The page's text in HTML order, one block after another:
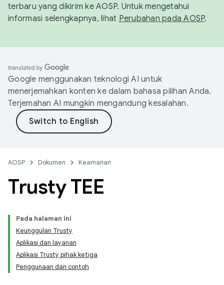
terbaru yang dikirim ke AOSP. Untuk mengetahui
informasi selengkapnya, lihat Perubahan pada AOSP.
Google menggunakan teknologi AI untuk
menerjemahkan konten ke dalam bahasa pilihan Anda.
Terjemahan AI mungkin mengandung kesalahan.
AOSP Dokumen Keamanan
Trusty TEE
Pada halaman ini
Keunggulan Trusty
Aplikasi dan layanan
Aplikasi Trusty pihak ketiga
Penggunaan dan contoh